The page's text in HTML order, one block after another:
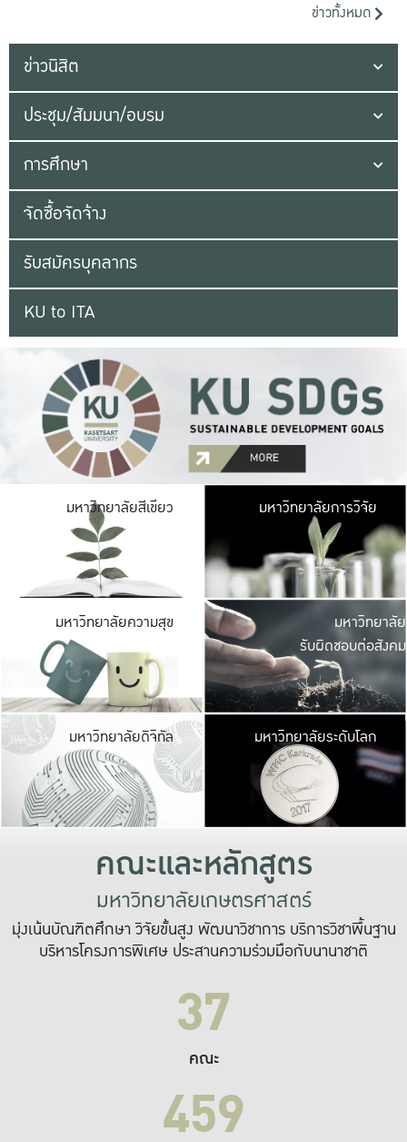
ข่าวทั้งหมด
ข่าวนิสิต
ประชุม/สัมมนา/อบรม
การศึกษา
จัดซื้อจัดจ้าง
รับสมัครบุคลากร
KU to ITA
มหาวิทยาลัยสีเขียว มหาวิ
มีพื้นที่เขียวสดใส
เป็นป่าในเมือง เกษต
มหาวิทยาลัยการวิจัย
มหาวิทยาลัยความสุข มหาวิ
ค
เปิดประ
และพบเรื่องราวใ
มหาวิทยาลัย
รับผิดชอบต่อสังคม
มหาวิทยาลัยดิจิทัล มหาวิ
เปลี่ยนแปลง แล
เพื่อทำง
ระบบสารสนเทศ
มหาวิทยาลัยระดับโลก
คณะและหลักสูตร
มหาวิทยาลัยเกษตรศาสตร์
มุ่งเน้นบัณฑิตศึกษา วิจัยขั้นสูง พัฒนาวิชาการ บริการวิชาพื้นฐาน
บริหารโครงการพิเศษ ประสานความร่วมมือกับนานาชาติ
37
คณะ
459